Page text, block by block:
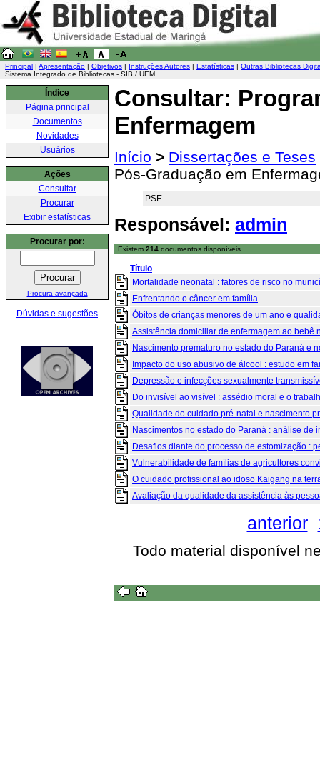
Principal | Apresentação | Objetivos | Instruções Autores | Estatísticas | Outras Bibliotecas
Sistema Integrado de Bibliotecas - SIB / UEM
Índice
Página principal
Documentos
Novidades
Usuários
Ações
Consultar
Procurar
Exibir estatísticas
Procurar por:
Procura avançada
Dúvidas e sugestões
Consultar:
Enfermagem
Início > Dissertações e Teses
Pós-Graduação em
PSE
Responsável: admin
Existem 214 documentos disponíveis
Título
Mortalidade neonatal : fatores de risco no
Enfrentando o câncer em família
Óbitos de crianças menores de um ano e
Assistência domiciliar de enfermagem ao bebê
Nascimento prematuro no estado do Paraná e
Impacto do uso abusivo de álcool : estudo em
Depressão e infecções sexualmente
Do invisível ao visível : assédio moral e o
Qualidade do cuidado pré-natal e nascimento
Nascimentos no estado do Paraná : análise de
Desafios diante do processo de estomização :
Vulnerabilidade de famílias de agricultores
O cuidado profissional ao idoso Kaigang na
Avaliação da qualidade da assistência às
anterior
Todo material disponível